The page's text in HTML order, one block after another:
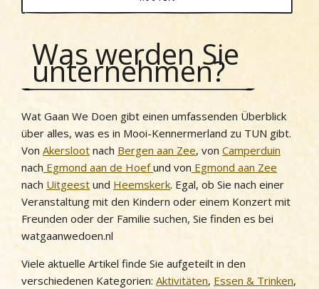
Was werden Sie
unternehmen?
Wat Gaan We Doen gibt einen umfassenden Überblick
über alles, was es in Mooi-Kennermerland zu TUN gibt.
Von Akersloot nach Bergen aan Zee, von Camperduin
nach Egmond aan de Hoefund von Egmond aan Zee
nach Uitgeest und Heemskerk. Egal, ob Sie nach einer
Veranstaltung mit den Kindern oder einem Konzert mit
Freunden oder der Familie suchen, Sie finden es bei
watgaanwedoen.nl
Viele aktuelle Artikel finde Sie aufgeteilt in den
verschiedenen Kategorien: Aktivitäten, Essen & Trinken,